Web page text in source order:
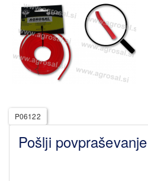
P06122
Pošlji povpraševanje